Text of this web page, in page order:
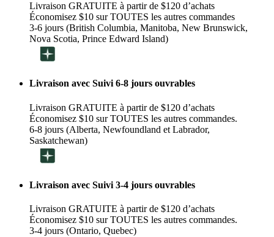
Livraison GRATUITE à partir de $120 d’achats
Économisez $10 sur TOUTES les autres commandes
3-6 jours (British Columbia, Manitoba, New Brunswick,
Nova Scotia, Prince Edward Island)
Livraison avec Suivi 6-8 jours ouvrables
Livraison GRATUITE à partir de $120 d’achats
Économisez $10 sur TOUTES les autres commandes.
6-8 jours (Alberta, Newfoundland et Labrador,
Saskatchewan)
Livraison avec Suivi 3-4 jours ouvrables
Livraison GRATUITE à partir de $120 d’achats
Économisez $10 sur TOUTES les autres commandes.
3-4 jours (Ontario, Quebec)